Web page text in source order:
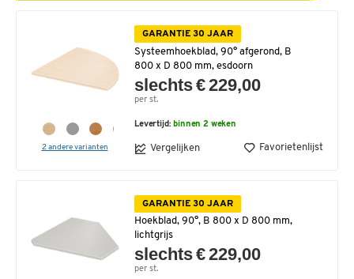
2 andere varianten
GARANTIE 30 JAAR
Systeemhoekblad, 90° afgerond, B
800 x D 800 mm, esdoorn
slechts € 229,00
per st.
Levertijd: binnen 2 weken
Vergelijken Favorietenlijst
GARANTIE 30 JAAR
Hoekblad, 90°, B 800 x D 800 mm,
lichtgrijs
slechts € 229,00
per st.